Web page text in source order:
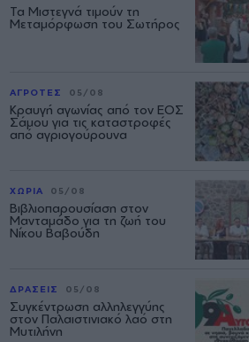
Τα Μιστεγνά τιμούν τη
Μεταμόρφωση του Σωτήρος
ΑΓΡΟΤΕΣ 05/08
Κραυγή αγωνίας από τον ΕΟΣ
Σάμου για τις καταστροφές
από αγριογούρουνα
ΧΩΡΙΑ 05/08
Βιβλιοπαρουσίαση στον
Μανταμάδο για τη ζωή του
Νίκου Βαβούδη
ΔΡΑΣΕΙΣ 05/08
Συγκέντρωση αλληλεγγύης
στον Παλαιστινιακό λαό στη
Μυτιλήνη